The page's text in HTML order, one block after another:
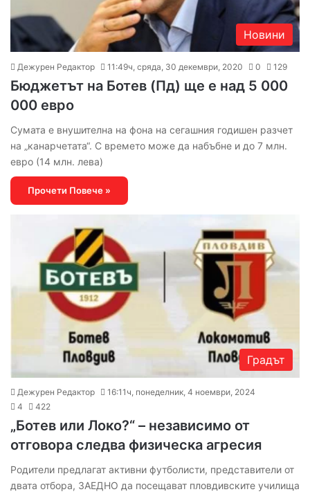
Новини
Дежурен Редактор 11:49ч, сряда, 30 декември, 2020 0 129
Бюджетът на Ботев (Пд) ще е над 5 000
000 евро
Сумата е внушителна на фона на сегашния годишен разчет
на „канарчетата“. С времето може да набъбне и до 7 млн.
евро (14 млн. лева)
Прочети Повече »
Градът
Дежурен Редактор
16:11ч, понеделник, 4 ноември, 2024
4
422
„Ботев или Локо?“ – независимо от
отговора следва физическа агресия
Родители предлагат активни футболисти, представители от
двата отбора, ЗАЕДНО да посещават пловдивските училища